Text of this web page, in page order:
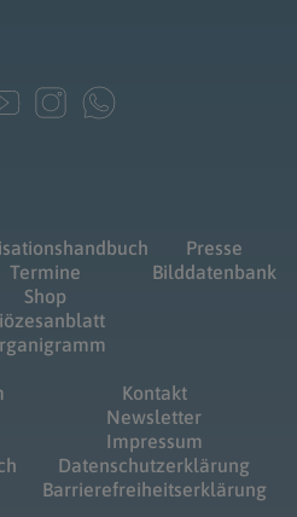
Termine
Shop
Presse
Bilddatenbank
Kontakt
Newsletter
Impressum
Datenschutzerklärung
Barrierefreiheitserklärung